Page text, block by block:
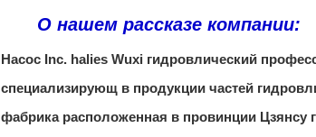
О нашем рассказе компании:
Насос Inc. halies Wuxi гидровлический
специализирующ в продукции частей
фабрика расположенная в провинции Цзянсу